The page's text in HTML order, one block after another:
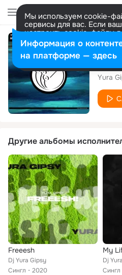
Мы используем cookie-
сервисы для вас. Если
настроить cookie-файлы
представитель. Больше
Разрешить все
Сингл
My
Yura
Другие альбомы
Freeesh
Dj Yura Gipsy
Сингл
2020
My
Dj
Сингл
Информация о
на платформе — здесь